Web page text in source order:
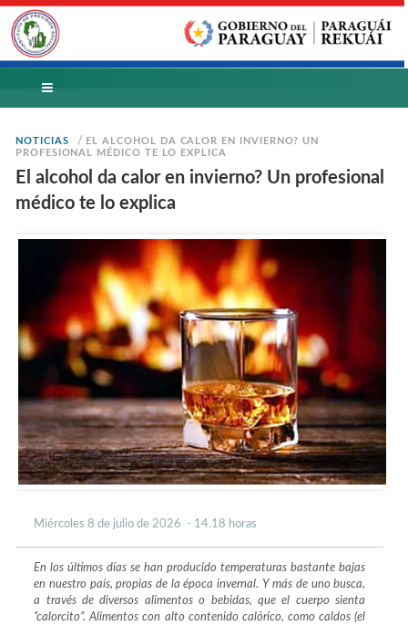
NOTICIAS / EL ALCOHOL DA CALOR EN INVIERNO? UN
PROFESIONAL MÉDICO TE LO EXPLICA
El alcohol da calor en invierno? Un profesional
médico te lo explica
Miércoles 8 de julio de 2026 - 14.18 horas
En los últimos días se han producido temperaturas bastante bajas
en nuestro país, propias de la época invernal. Y más de uno busca,
a través de diversos alimentos o bebidas, que el cuerpo sienta
“calorcito”. Alimentos con alto contenido calórico, como caldos (el